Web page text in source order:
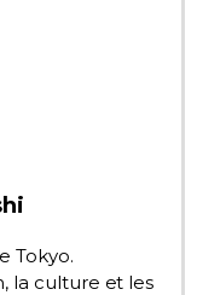
Tokyo.
la culture et les